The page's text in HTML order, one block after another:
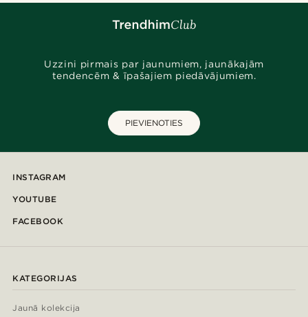
Uzzini pirmais par jaunumiem, jaunākajām
tendencēm & īpašajiem piedāvājumiem.
PIEVIENOTIES
INSTAGRAM
YOUTUBE
FACEBOOK
KATEGORIJAS
Jaunā kolekcija